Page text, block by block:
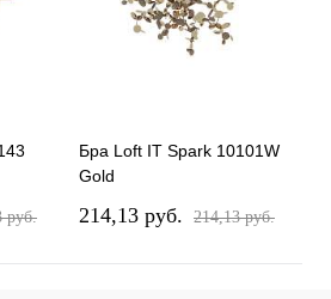
pуб.
Бра Loft IT Spark 10101W
Gold
214,13 pуб. 214,13 pуб.